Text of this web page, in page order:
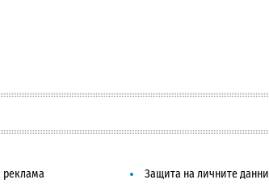
реклама Защита на личните данни